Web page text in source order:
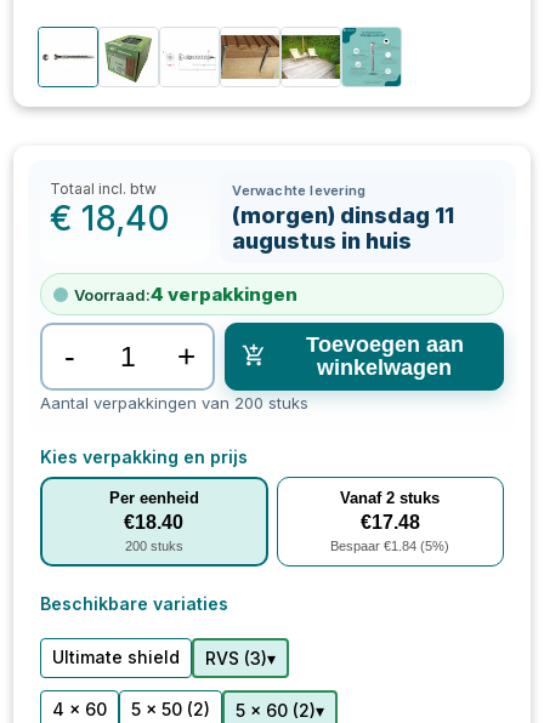
Totaal incl. btw
€ 18,40
Verwachte levering
(morgen) dinsdag 11
augustus in huis
Voorraad:4 verpakkingen
- +
Toevoegen aan
winkelwagen
Aantal verpakkingen van 200 stuks
Kies verpakking en prijs
Per eenheid
€18.40
200stuks
Vanaf2 stuks
€17.48
Bespaar €1.84 (5%)
Beschikbare variaties
Ultimate shield RVS (3)▾
4 x 60 5 x 50 (2) 5 x 60 (2)▾